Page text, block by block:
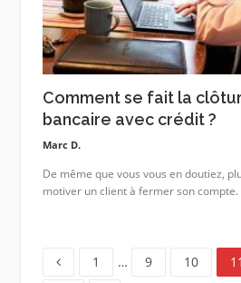
Comment se fait la
bancaire avec crédit ?
Marc D.
De même que vous vous en doutiez,
motiver un client à fermer son compte.
Page
1 … Page
9 Page
10 11